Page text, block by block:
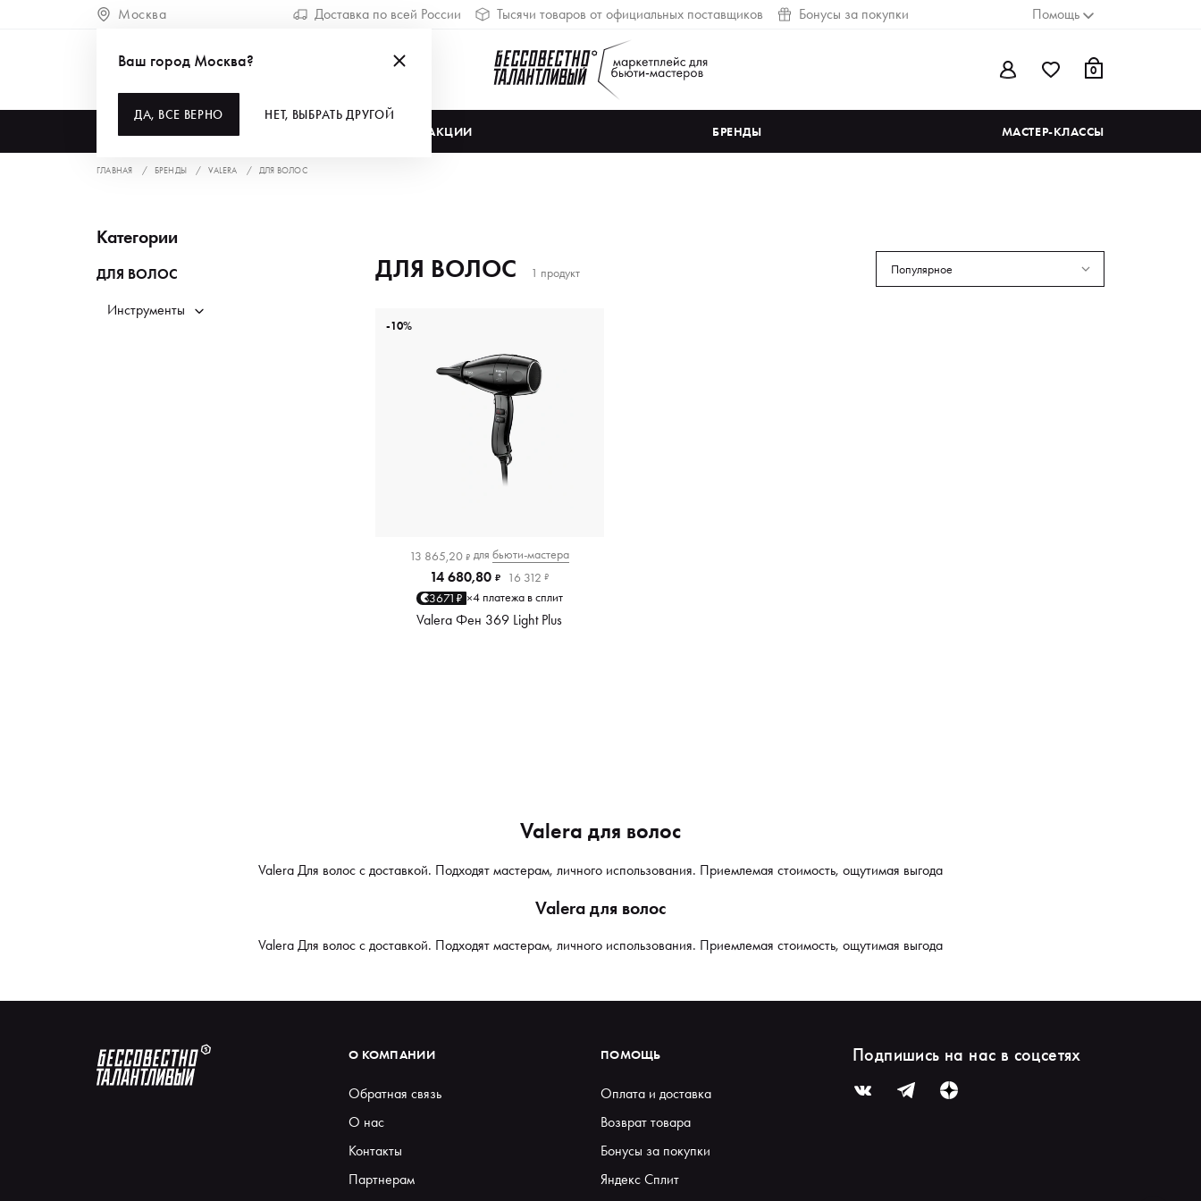
Москва Доставка по всей России Тысячи товаров от официальных поставщиков Бонусы за покупки Помощь
0
АКЦИИ БРЕНДЫ МАСТЕР-КЛАССЫ
Ваш город Москва?
ДА, ВСЕ ВЕРНО НЕТ, ВЫБРАТЬ ДРУГОЙ
ГЛАВНАЯ БРЕНДЫ VALERA ДЛЯ ВОЛОС
Категории
ДЛЯ ВОЛОС
Инструменты
ДЛЯ ВОЛОС 1 продукт Популярное
13 865,20 ₽ для бьюти-мастера
14 680,80 ₽ 16 312 ₽
3671₽ ×4 платежа в сплит
Valera Фен 369 Light Plus
-10%
Valera для волос
Valera Для волос с доставкой. Подходят мастерам, личного использования. Приемлемая стоимость, ощутимая выгода
Valera для волос
Valera Для волос с доставкой. Подходят мастерам, личного использования. Приемлемая стоимость, ощутимая выгода
О КОМПАНИИ
Обратная связь
О нас
Контакты
Партнерам
ПОМОЩЬ
Оплата и доставка
Возврат товара
Бонусы за покупки
Яндекс Сплит
Подпишись на нас в соцсетях